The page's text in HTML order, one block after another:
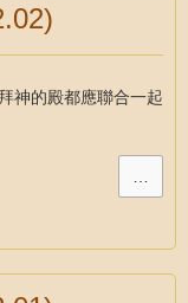
神的殿都應聯合一起
…